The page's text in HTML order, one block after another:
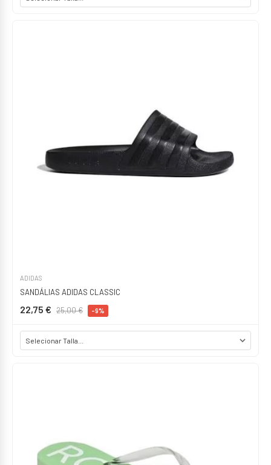
ADIDAS
SANDÁLIAS ADIDAS CLASSIC
22,75 € 25,00 € -9%